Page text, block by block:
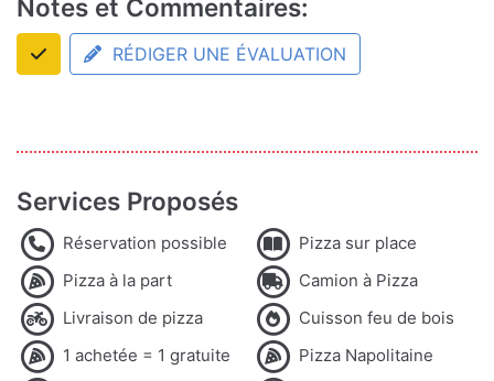
Notes et Commentaires:
RÉDIGER UNE ÉVALUATION
Services Proposés
Réservation possible
Pizza sur place
Pizza à la part
Camion à Pizza
Livraison de pizza
Cuisson feu de bois
1 achetée = 1 gratuite
Pizza Napolitaine